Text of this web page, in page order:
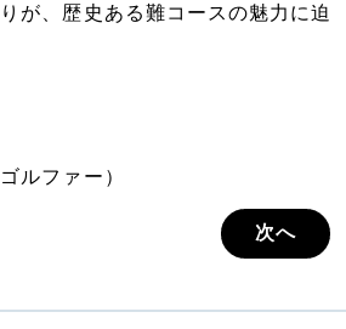
が、歴史ある難コースの魅力に迫
ルファー）
次へ